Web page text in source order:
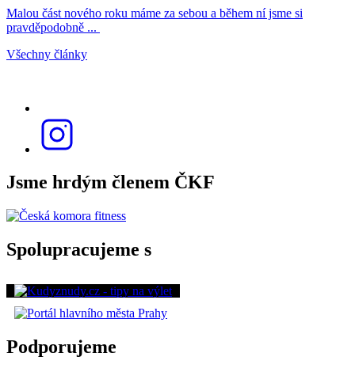
Malou část nového roku máme za sebou a během ní jsme si
pravděpodobně ...
Všechny články
Jsme hrdým členem ČKF
Spolupracujeme s
Podporujeme